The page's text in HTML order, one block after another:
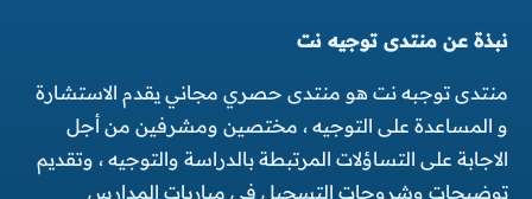
نبذة عن منتدى توجيه نت
منتدى توجبه نت هو منتدى حصري مجاني يقدم الاستشارة
و المساعدة على التوجيه ، مختصين ومشرفين من أجل
الاجابة على التساؤلات المرتبطة بالدراسة والتوجيه ، وتقديم
توضيحات وشروحات التسجيل في مباريات المدارس